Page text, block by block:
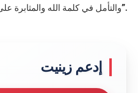
والتأمل في كلمة الله والمثابرة على تناول يسوع القربان”.
إدعم زينيت